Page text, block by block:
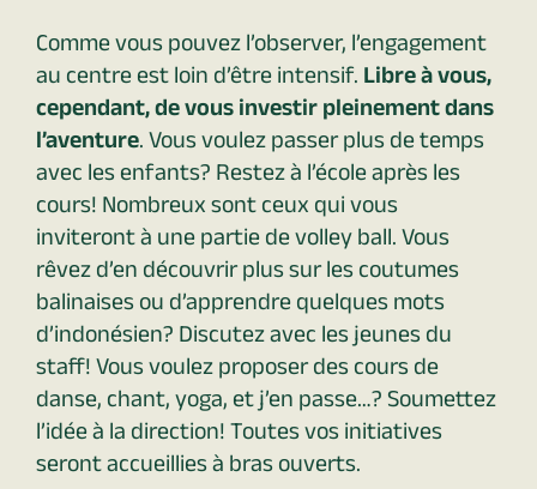
Comme vous pouvez l’observer, l’engagement
au centre est loin d’être intensif.Libre à vous,
cependant, de vous investir pleinement dans
l’aventure. Vous voulez passer plus de temps
avec les enfants? Restez à l’école après les
cours! Nombreux sont ceux qui vous
inviteront à une partie de volley ball. Vous
rêvez d’en découvrir plus sur les coutumes
balinaises ou d’apprendre quelques mots
d’indonésien? Discutez avec les jeunes du
staff! Vous voulez proposer des cours de
danse, chant, yoga, et j’en passe…? Soumettez
l’idée à la direction! Toutes vos initiatives
seront accueillies à bras ouverts.